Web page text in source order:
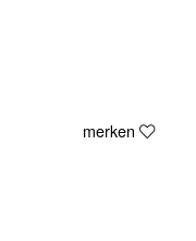
merken